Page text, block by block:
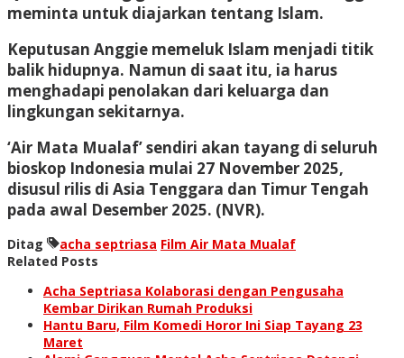
meminta untuk diajarkan tentang Islam.
Keputusan Anggie memeluk Islam menjadi titik
balik hidupnya. Namun di saat itu, ia harus
menghadapi penolakan dari keluarga dan
lingkungan sekitarnya.
‘Air Mata Mualaf’ sendiri akan tayang di seluruh
bioskop Indonesia mulai 27 November 2025,
disusul rilis di Asia Tenggara dan Timur Tengah
pada awal Desember 2025. (NVR).
Ditag acha septriasa Film Air Mata Mualaf
Related Posts
Acha Septriasa Kolaborasi dengan Pengusaha
Kembar Dirikan Rumah Produksi
Hantu Baru, Film Komedi Horor Ini Siap Tayang 23
Maret